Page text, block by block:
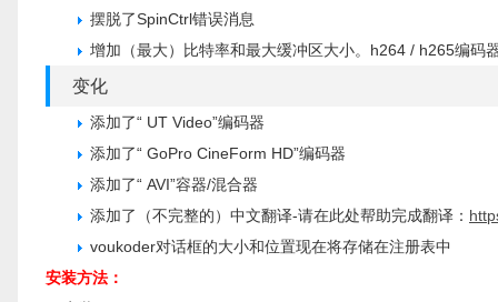
摆脱了SpinCtrl错误消息
增加（最大）比特率和最大缓冲区大小。h264 / h265编码
变化
添加了“ UT Video”编码器
添加了“ GoPro CineForm HD”编码器
添加了“ AVI”容器/混合器
添加了（不完整的）中文翻译-请在此处帮助完成翻译：
voukoder对话框的大小和位置现在将存储在注册表中
安装方法：